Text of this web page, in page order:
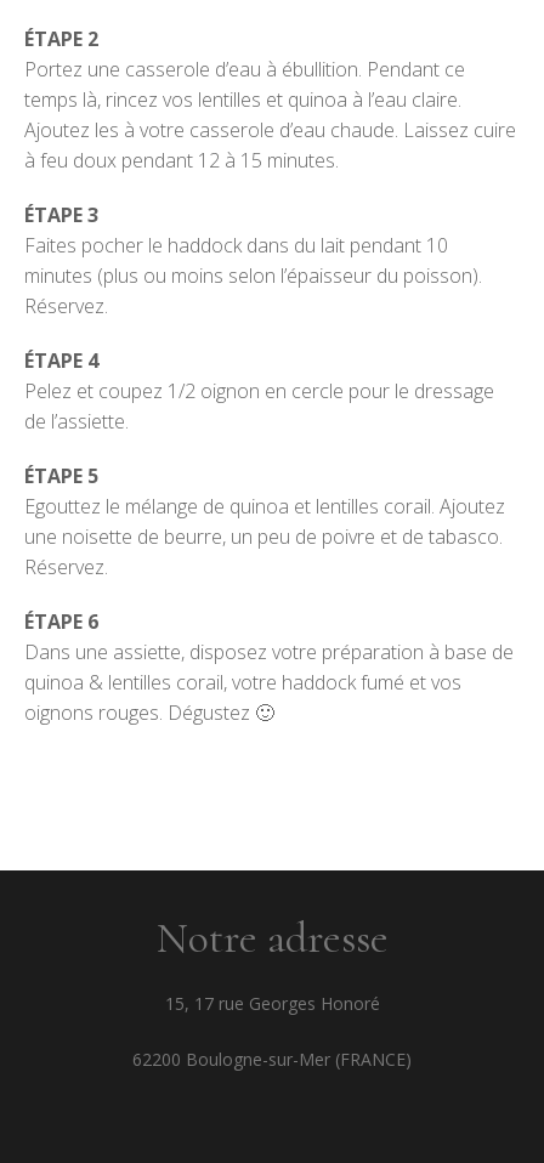
ÉTAPE 2
Portez une casserole d’eau à ébullition. Pendant ce
temps là, rincez vos lentilles et quinoa à l’eau claire.
Ajoutez les à votre casserole d’eau chaude. Laissez cuire
à feu doux pendant 12 à 15 minutes.
ÉTAPE 3
Faites pocher le haddock dans du lait pendant 10
minutes (plus ou moins selon l’épaisseur du poisson).
Réservez.
ÉTAPE 4
Pelez et coupez 1/2 oignon en cercle pour le dressage
de l’assiette.
ÉTAPE 5
Egouttez le mélange de quinoa et lentilles corail. Ajoutez
une noisette de beurre, un peu de poivre et de tabasco.
Réservez.
ÉTAPE 6
Dans une assiette, disposez votre préparation à base de
quinoa & lentilles corail, votre haddock fumé et vos
oignons rouges. Dégustez 🙂
Notre adresse
15, 17 rue Georges Honoré
62200 Boulogne-sur-Mer (FRANCE)